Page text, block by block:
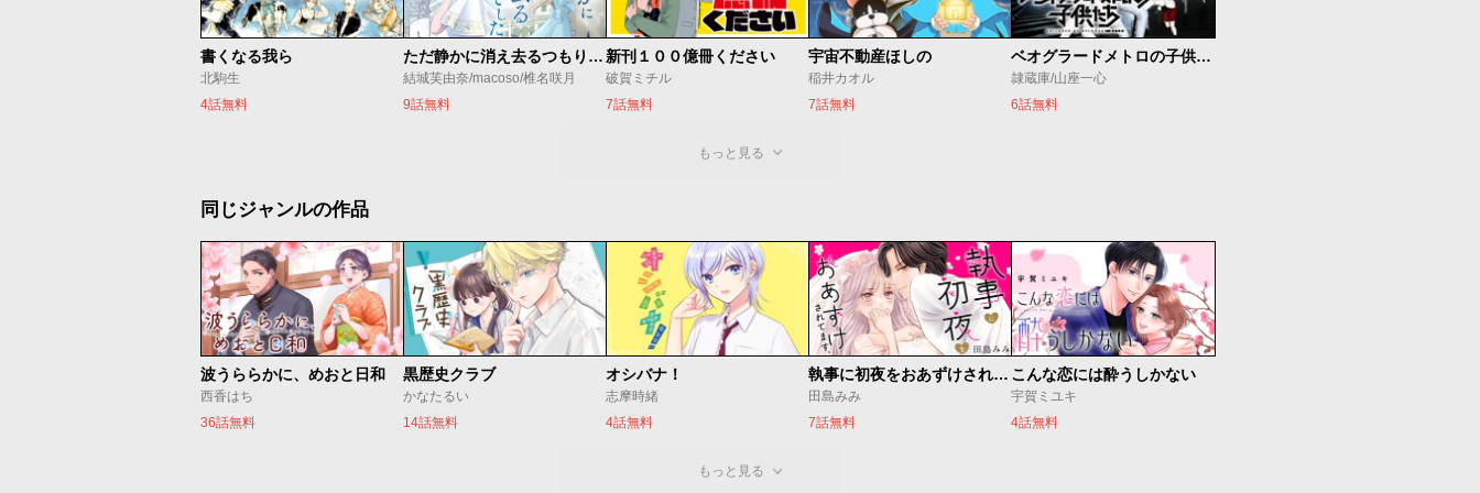
書くなる我ら
北駒生
4話無料
ただ静かに消え去るつもりでした
結城芙由奈/macoso/椎名咲月
9話無料
新刊１００億冊ください
破賀ミチル
7話無料
宇宙不動産ほしの
稲井カオル
7話無料
ベオグラードメトロの子供たち
隷蔵庫/山座一心
6話無料
もっと見る
同じジャンルの作品
波うららかに、めおと日和
西香はち
36話無料
黒歴史クラブ
かなたるい
14話無料
オシバナ！
志摩時緒
4話無料
執事に初夜をおあずけされてます。
田島みみ
7話無料
こんな恋には酔うしかない
宇賀ミユキ
4話無料
もっと見る